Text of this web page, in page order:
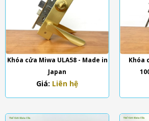
Khóa cửa Miwa ULA58 - Made in
Japan
Giá: Liên hệ
Khóa